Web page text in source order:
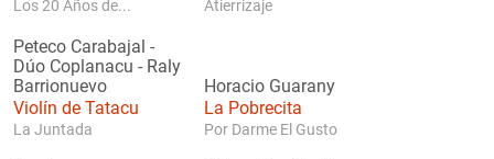
Los 20 Años de... Atierrizaje
Peteco Carabajal -
Dúo Coplanacu - Raly
Barrionuevo
Violín de Tatacu
La Juntada
Horacio Guarany
La Pobrecita
Por Darme El Gusto